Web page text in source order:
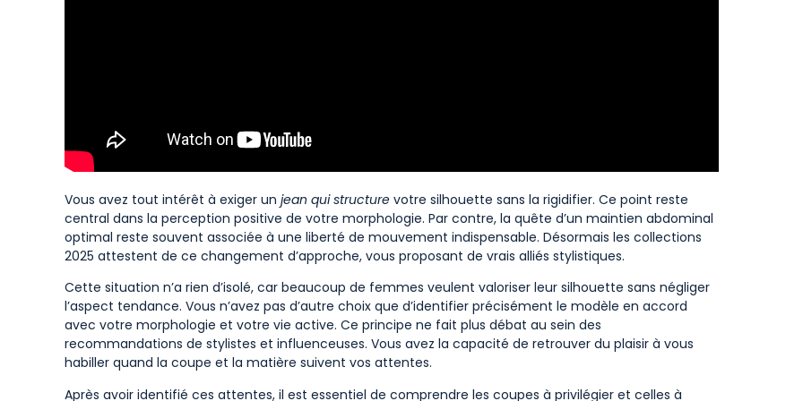
Vous avez tout intérêt à exiger un jean qui structure votre silhouette sans la rigidifier. Ce point reste
central dans la perception positive de votre morphologie. Par contre, la quête d’un maintien abdominal
optimal reste souvent associée à une liberté de mouvement indispensable. Désormais les collections
2025 attestent de ce changement d’approche, vous proposant de vrais alliés stylistiques.
Cette situation n’a rien d’isolé, car beaucoup de femmes veulent valoriser leur silhouette sans négliger
l’aspect tendance. Vous n’avez pas d’autre choix que d’identifier précisément le modèle en accord
avec votre morphologie et votre vie active. Ce principe ne fait plus débat au sein des
recommandations de stylistes et influenceuses. Vous avez la capacité de retrouver du plaisir à vous
habiller quand la coupe et la matière suivent vos attentes.
Après avoir identifié ces attentes, il est essentiel de comprendre les coupes à privilégier et celles à